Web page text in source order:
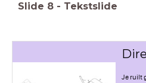
Slide 8 - Tekstslide
Je ruilt